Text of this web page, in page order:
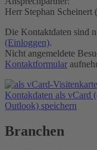
Herr Stephan
Die Kontaktdaten sind
(Einloggen).
Nicht angemeldete
Kontaktformular
Kontakdaten als vCard
Outlook) speichern
Branchen